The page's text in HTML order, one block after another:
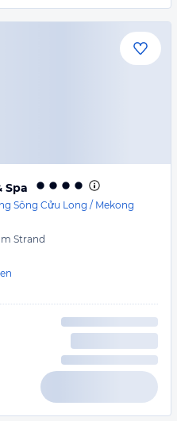
Spa
Sông Cửu Long / Mekong
Strand